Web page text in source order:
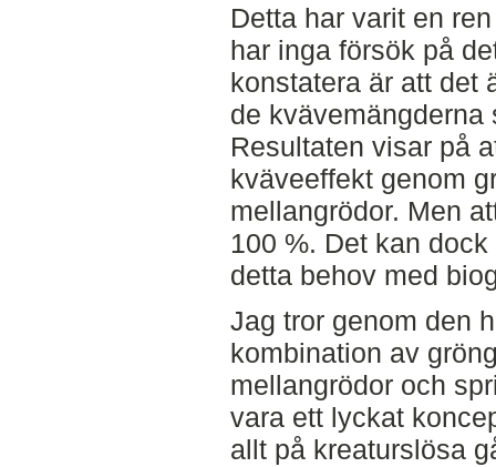
Detta har varit en
har inga försök på
konstatera är att det
de kvävemängderna
Resultaten visar på
kväveeffekt genom
mellangrödor. Men
100 %. Det kan
detta behov med
Jag tror genom den
kombination av
mellangrödor och
vara ett lyckat
allt på kreaturslösa